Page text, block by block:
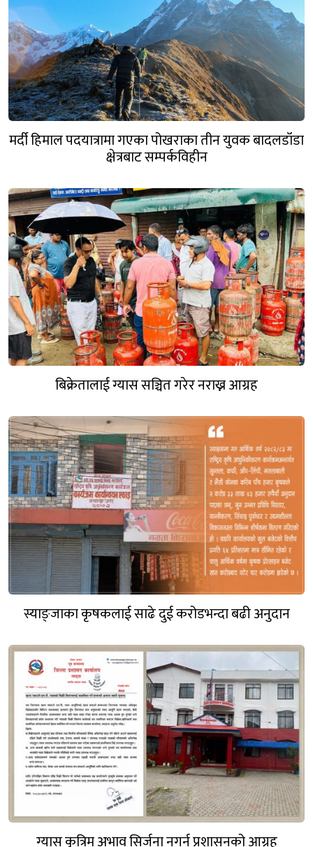
मर्दी हिमाल पदयात्रामा गएका पोखराका तीन युवक बादलडाँडा
क्षेत्रबाट सम्पर्कविहीन
बिक्रेतालाई ग्यास सञ्चित गरेर नराख्न आग्रह
स्याङ्जाका कृषकलाई साढे दुई करोडभन्दा बढी अनुदान
ग्यास कृत्रिम अभाव सिर्जना नगर्न प्रशासनको आग्रह